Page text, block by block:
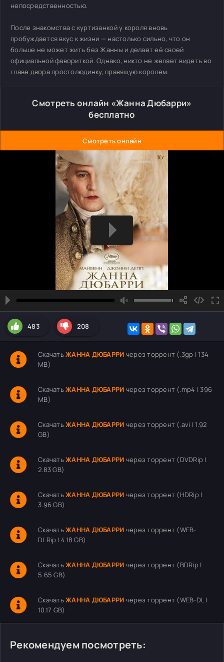
непосредственностью.
После знакомства с куртизанкой у короля вновь
пробуждается вкус к жизни — настолько сильно, что он
больше не может жить без Жанны и делает её своей
официальной фавориткой. Однако, никто не желает видеть во
главе двора простолюдинку, правящую королем.
Смотреть онлайн «Жанна Дюбарри»
бесплатно
Смотреть онлайн
483 208
СкачатьЖАННА ДЮБАРРИ через торрент (.3gp | 134
MB)
СкачатьЖАННА ДЮБАРРИ через торрент (.mp4 | 396
MB)
СкачатьЖАННА ДЮБАРРИ через торрент (.avi | 1.92
GB)
СкачатьЖАННА ДЮБАРРИ через торрент (DVDRip |
2.83 GB)
СкачатьЖАННА ДЮБАРРИ через торрент (HDRip |
3.96 GB)
СкачатьЖАННА ДЮБАРРИ через торрент (WEB-
DLRip | 4.18 GB)
СкачатьЖАННА ДЮБАРРИ через торрент (BDRip |
5.65 GB)
СкачатьЖАННА ДЮБАРРИ через торрент (WEB-DL |
10.17 GB)
Рекомендуем посмотреть: